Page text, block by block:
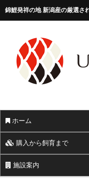
錦鯉発祥の地 新潟産の厳選さ
錦鯉販売
ホーム
購入から飼育まで
施設案内